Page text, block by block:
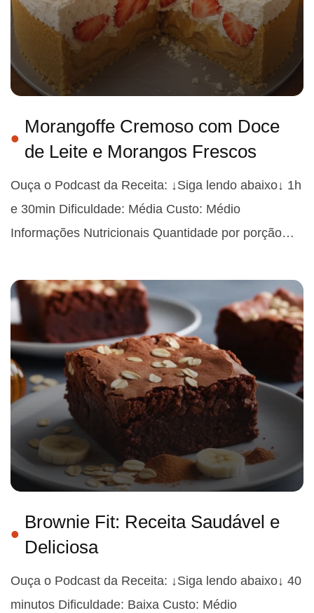
Morangoffe Cremoso com Doce
de Leite e Morangos Frescos
Ouça o Podcast da Receita: ↓Siga lendo abaixo↓ 1h
e 30min Dificuldade: Média Custo: Médio
Informações Nutricionais Quantidade por porção…
Brownie Fit: Receita Saudável e
Deliciosa
Ouça o Podcast da Receita: ↓Siga lendo abaixo↓ 40
minutos Dificuldade: Baixa Custo: Médio